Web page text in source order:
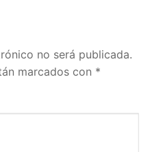
no será publicada.
marcados con *